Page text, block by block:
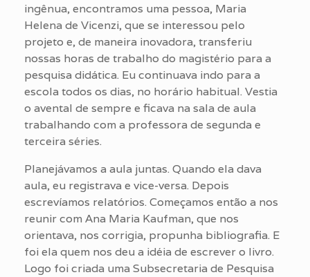
ingênua, encontramos uma pessoa, Maria
Helena de Vicenzi, que se interessou pelo
projeto e, de maneira inovadora, transferiu
nossas horas de trabalho do magistério para a
pesquisa didática. Eu continuava indo para a
escola todos os dias, no horário habitual. Vestia
o avental de sempre e ficava na sala de aula
trabalhando com a professora de segunda e
terceira séries.
Planejávamos a aula juntas. Quando ela dava
aula, eu registrava e vice-versa. Depois
escrevíamos relatórios. Começamos então a nos
reunir com Ana Maria Kaufman, que nos
orientava, nos corrigia, propunha bibliografia. E
foi ela quem nos deu a idéia de escrever o livro.
Logo foi criada uma Subsecretaria de Pesquisa